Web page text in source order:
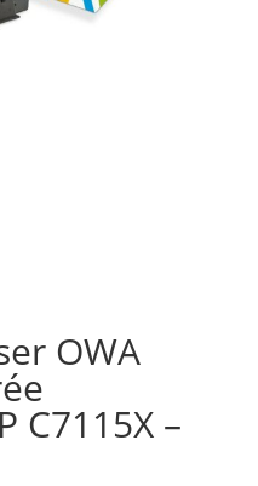
OWA
C7115X –